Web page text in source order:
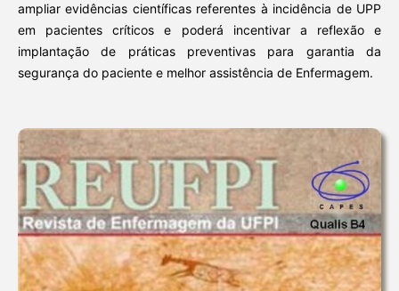
ampliar evidências científicas referentes à incidência de UPP
em pacientes críticos e poderá incentivar a reflexão e
implantação de práticas preventivas para garantia da
segurança do paciente e melhor assistência de Enfermagem.